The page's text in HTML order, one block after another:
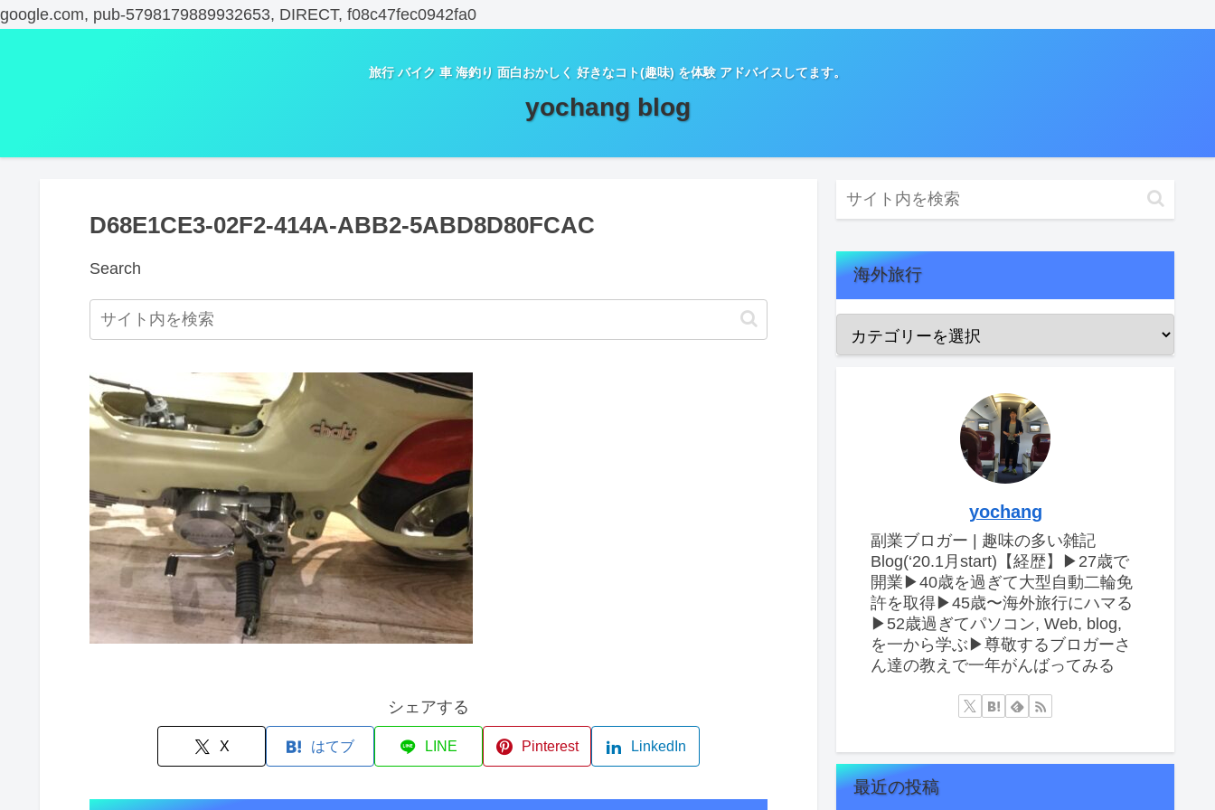
google.com, pub-5798179889932653, DIRECT, f08c47fec0942fa0
旅行 バイク 車 海釣り 面白おかしく 好きなコト(趣味) を体験 アドバイスしてます。
yochang blog
D68E1CE3-02F2-414A-ABB2-5ABD8D80FCAC
Search
シェアする
X はてブ LINE Pinterest LinkedIn
海外旅行
yochang
副業ブロガー | 趣味の多い雑記
Blog(‘20.1月start)【経歴】▶︎27歳で
開業▶︎40歳を過ぎて大型自動二輪免
許を取得▶︎45歳〜海外旅行にハマる
▶︎52歳過ぎてパソコン, Web, blog,
を一から学ぶ▶︎尊敬するブロガーさ
ん達の教えで一年がんばってみる
最近の投稿